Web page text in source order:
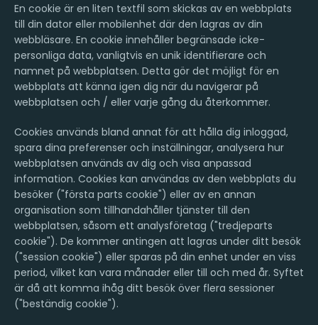
En cookie är en liten textfil som skickas av en webbplats
till din dator eller mobilenhet där den lagras av din
webbläsare. En cookie innehåller begränsade icke-
personliga data, vanligtvis en unik identifierare och
namnet på webbplatsen. Detta gör det möjligt för en
webbplats att känna igen dig när du navigerar på
webbplatsen och / eller varje gång du återkommer.
Cookies används bland annat för att hålla dig inloggad,
spara dina preferenser och inställningar, analysera hur
webbplatsen används av dig och visa anpassad
information. Cookies kan användas av den webbplats du
besöker ("första parts cookie") eller av en annan
organisation som tillhandahåller tjänster till den
webbplatsen, såsom ett analysföretag ("tredjeparts
cookie"). De kommer antingen att lagras under ditt besök
("session cookie") eller sparas på din enhet under en viss
period, vilket kan vara månader eller till och med år. Syftet
är då att komma ihåg ditt besök över flera sessioner
("beständig cookie").